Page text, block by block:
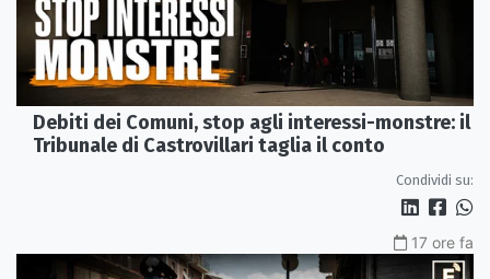
Debiti dei Comuni, stop agli interessi-monstre: il
Tribunale di Castrovillari taglia il conto
Condividi su:
17 ore fa